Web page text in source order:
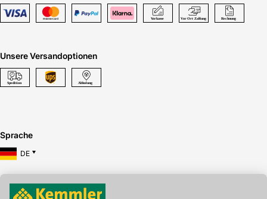
Unsere Versandoptionen
Sprache
DE